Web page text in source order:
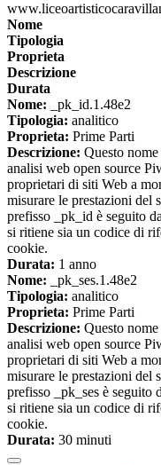
Nome
Tipologia
Proprieta
Descrizione
Durata
Nome: _pk_id.1.48e2
Tipologia: analitico
Proprieta: Prime Parti
Descrizione: Questo
analisi web open source
proprietari di siti Web a
misurare le prestazioni del
prefisso _pk_id è seguito
si ritiene sia un codice di
cookie.
Durata: 1 anno
Nome: _pk_ses.1.48e2
Tipologia: analitico
Proprieta: Prime Parti
Descrizione: Questo
analisi web open source
proprietari di siti Web a
misurare le prestazioni del
prefisso _pk_ses è seguito
si ritiene sia un codice di
cookie.
Durata: 30 minuti